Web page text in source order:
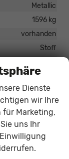
Metallic
1596 kg
vorhanden
Stoff
unfallfrei
fahrtauglich
€
Dienste
wir Ihre
für Marketing,
uns Ihr